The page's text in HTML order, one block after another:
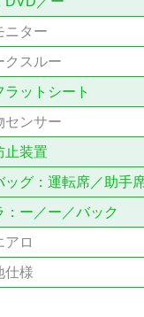
ニター
クスルー
ラットシート
センサー
止装置
ッグ：運転席／助手
：ー／ー／バック
アロ
仕様